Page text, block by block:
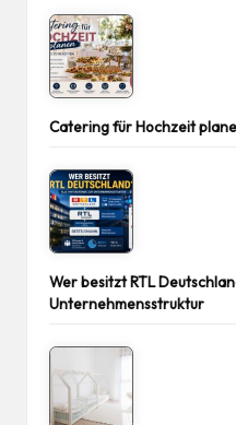
Catering für Hochzeit
Wer besitzt RTL
Unternehmensstruktur